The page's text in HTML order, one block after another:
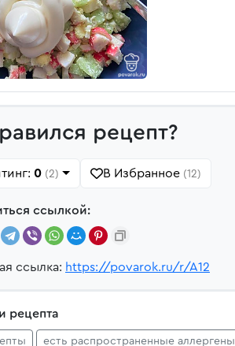
рецепт?
0 (2) В Избранное (12)
ссылкой:
ссылка: https://povarok.ru/r/A12
рецепта
есть распространенные аллергены